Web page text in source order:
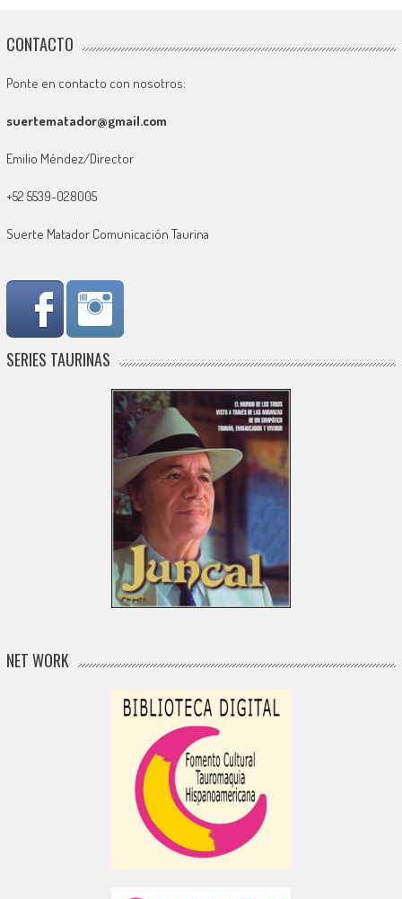
CONTACTO
Ponte en contacto con nosotros:
suertematador@gmail.com
Emilio Méndez/Director
+52 5539-028005
Suerte Matador Comunicación Taurina
SERIES TAURINAS
NET WORK